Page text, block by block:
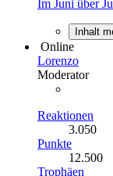
Im Juni über
Inhalt
Online
Lorenzo
Moderator
Reaktionen
3.050
Punkte
12.500
Trophäen